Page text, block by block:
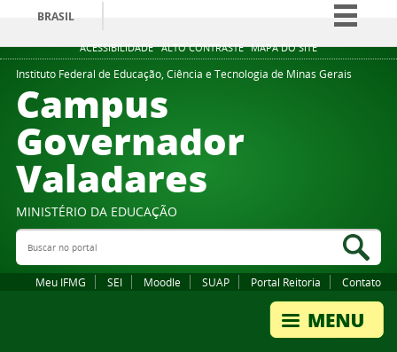
ACESSIBILIDADE ALTO CONTRASTE MAPA DO SITE
BRASIL
Simplifique!
Comunica BR
Instituto Federal de Educação, Ciência e Tecnologia de Minas Gerais
Campus
Governador
Valadares
MINISTÉRIO DA EDUCAÇÃO
Buscar no portal
Meu IFMG SEI Moodle SUAP Portal Reitoria Contato